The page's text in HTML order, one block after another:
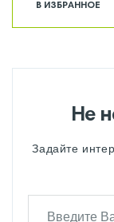
В ИЗБРАННОЕ
Не
Задайте